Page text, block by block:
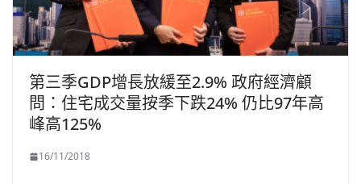
第三季GDP增長放緩至2.9% 政府經濟顧
問：住宅成交量按季下跌24% 仍比97年高
峰高125%
16/11/2018